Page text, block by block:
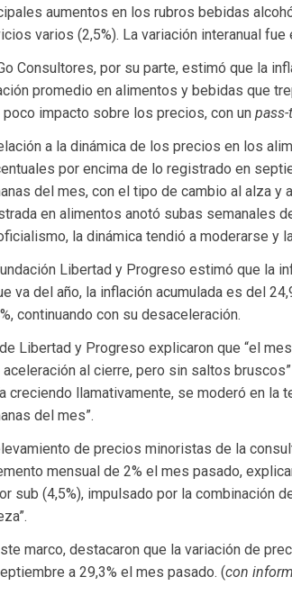
aumentos en los rubros bebidas
varios (2,5%). La variación interanual fue
Consultores, por su parte, estimó que la
promedio en alimentos y bebidas que
poco impacto sobre los precios, con un
a la dinámica de los precios en los
por encima de lo registrado en
del mes, con el tipo de cambio al alza
en alimentos anotó subas semanales
la dinámica tendió a moderarse y
Libertad y Progreso estimó que la
va del año, la inflación acumulada es del
continuando con su desaceleración.
Libertad y Progreso explicaron que “el
aceleración al cierre, pero sin saltos
creciendo llamativamente, se moderó en la
del mes”.
de precios minoristas de la
mensual de 2% el mes pasado,
sub (4,5%), impulsado por la combinación
marco, destacaron que la variación de
a 29,3% el mes pasado. (con